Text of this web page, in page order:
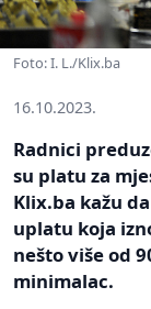
Foto: I. L./Klix.ba
16.10.2023.
Radnici
su platu za
Klix.ba kažu
uplatu koja
nešto više od
minimalac.